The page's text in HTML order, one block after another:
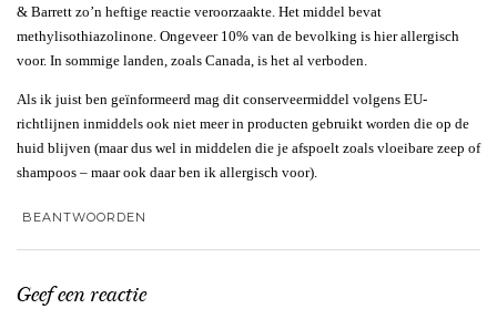
& Barrett zo’n heftige reactie veroorzaakte. Het middel bevat
methylisothiazolinone. Ongeveer 10% van de bevolking is hier allergisch
voor. In sommige landen, zoals Canada, is het al verboden.
Als ik juist ben geïnformeerd mag dit conserveermiddel volgens EU-
richtlijnen inmiddels ook niet meer in producten gebruikt worden die op de
huid blijven (maar dus wel in middelen die je afspoelt zoals vloeibare zeep of
shampoos – maar ook daar ben ik allergisch voor).
BEANTWOORDEN
Geef een reactie